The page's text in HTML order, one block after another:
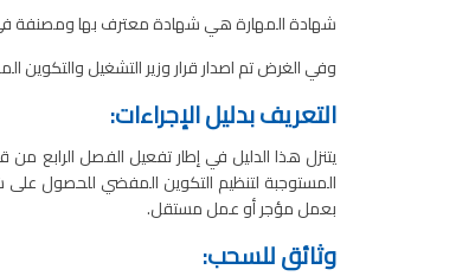
شهادة المهارة هي شهادة معترف بها ومصنفة
وفي الغرض تم اصدارقرار وزير التشغيل والتكوين المهني المؤرخ في 29 ماي 2024 المتعلق بضبط شروط الحصول على شهادة
التعريف بدليل الإجراءات:
المستوجبة لتنظيم التكوين المفضي للحصول
بعمل مؤجر أو عمل مستقل.
وثائق للسحب: